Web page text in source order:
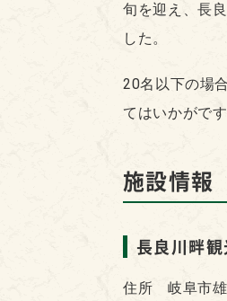
旬を迎え、長
した。
20名以下の場
てはいかがで
施設情報
長良川畔
住所 岐阜市